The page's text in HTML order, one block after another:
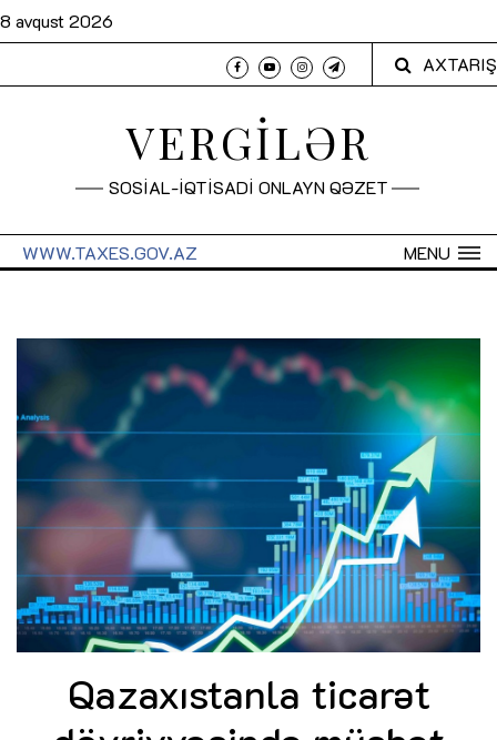
8 avqust 2026
AXTARIŞ
VERGİLƏR
SOSİAL-İQTİSADİ ONLAYN QƏZET
MENU
WWW.TAXES.GOV.AZ
Qazaxıstanla ticarət